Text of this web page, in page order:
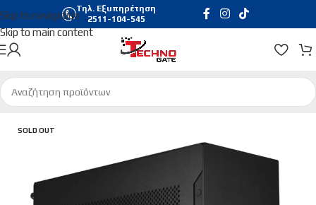
Skip to navigation
Skip to main content
Τηλ. Εξυπηρέτηση
2511-104-545
Αρχική σελίδα/Hardware & Software/Pc Cases
SOLD OUT